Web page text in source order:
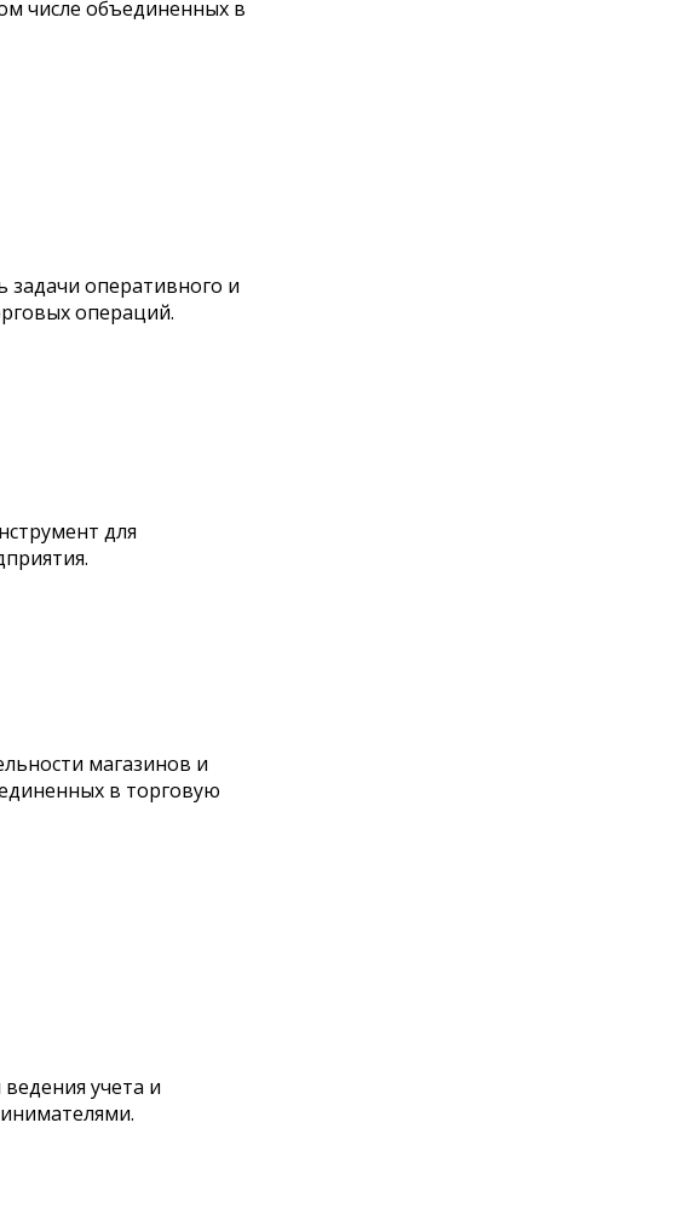
числе объединенных в
задачи оперативного и
операций.
для
магазинов и
в торговую
учета и